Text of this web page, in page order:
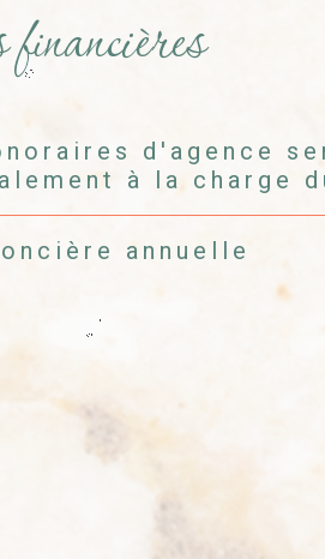
Valeursd'agence
à la charge
annuelle